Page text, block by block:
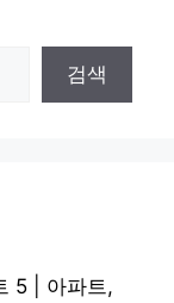
검색
5 | 아파트,